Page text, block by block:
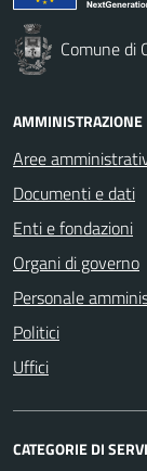
Comune di
AMMINISTRAZIONE
Aree
Documenti e dati
Enti e fondazioni
Organi di governo
Personale
Politici
Uffici
CATEGORIE DI